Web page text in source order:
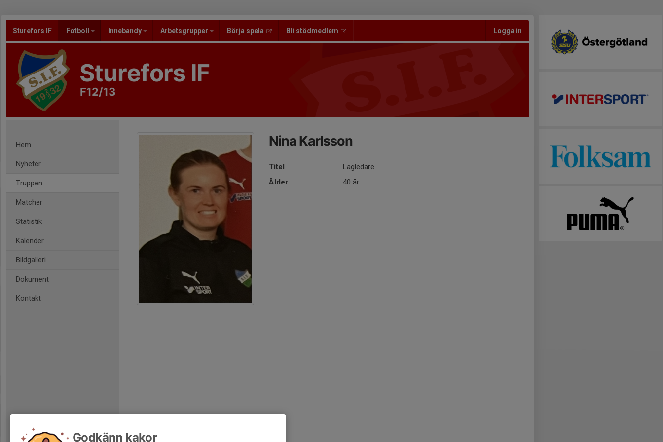
Sturefors IF Fotboll Innebandy Arbetsgrupper Börja spela Bli stödmedlem Logga in
Sturefors IF
F12/13
Hem
Nyheter
Truppen
Matcher
Statistik
Kalender
Bildgalleri
Dokument
Kontakt
Nina Karlsson
Titel
Lagledare
Ålder
40 år
Godkänn kakor